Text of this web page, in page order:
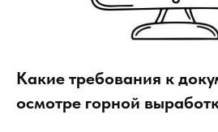
Какие требования к
осмотре горной